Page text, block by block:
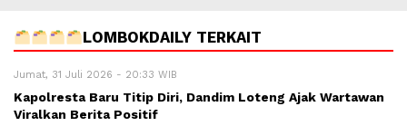
LOMBOKDAILY TERKAIT
Jumat, 31 Juli 2026 - 20:33 WIB
Kapolresta Baru Titip Diri, Dandim Loteng Ajak Wartawan
Viralkan Berita Positif